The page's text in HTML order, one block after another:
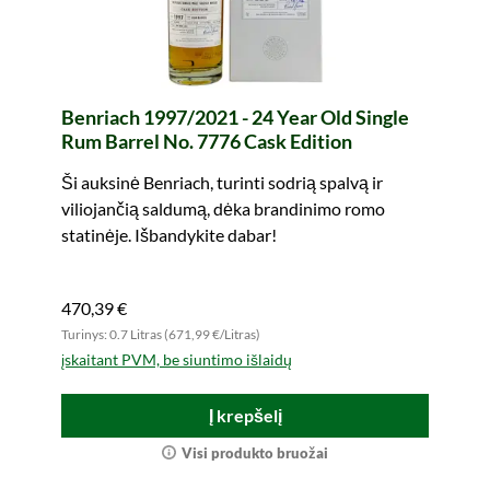
Benriach 1997/2021 - 24 Year Old Single
Rum Barrel No. 7776 Cask Edition
Ši auksinė Benriach, turinti sodrią spalvą ir
viliojančią saldumą, dėka brandinimo romo
statinėje. Išbandykite dabar!
470,39 €
Turinys: 0.7 Litras (671,99 €/Litras)
įskaitant PVM, be siuntimo išlaidų
Į krepšelį
Visi produkto bruožai